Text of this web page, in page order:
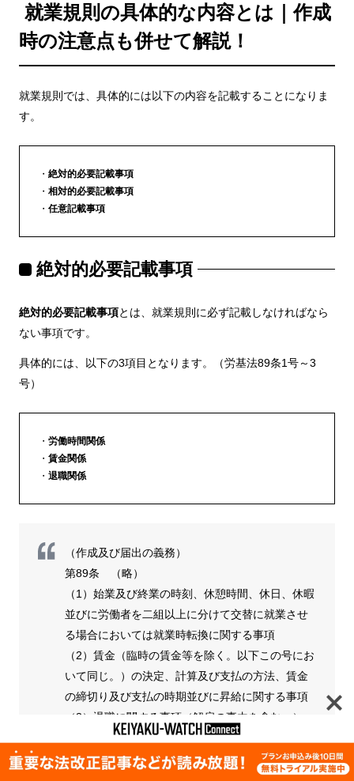
就業規則の具体的な内容とは｜作成
時の注意点も併せて解説！
就業規則では、具体的には以下の内容を記載することになりま
す。
絶対的必要記載事項
相対的必要記載事項
任意記載事項
絶対的必要記載事項
絶対的必要記載事項とは、就業規則に必ず記載しなければなら
ない事項です。
具体的には、以下の3項目となります。（労基法89条1号～3
号）
労働時間関係
賃金関係
退職関係
（作成及び届出の義務）
第89条 （略）
（1）始業及び終業の時刻、休憩時間、休日、休暇
並びに労働者を二組以上に分けて交替に就業させ
る場合においては就業時転換に関する事項
（2）賃金（臨時の賃金等を除く。以下この号にお
いて同じ。）の決定、計算及び支払の方法、賃金
の締切り及び支払の時期並びに昇給に関する事項
（3）退職に関する事項（解雇の事由を含む。）
（3の2）～（10） (略）